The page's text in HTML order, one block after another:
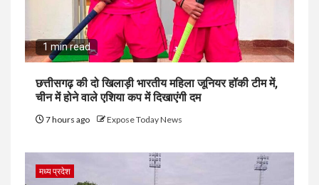
1 min read
छत्तीसगढ़ की दो खिलाड़ी भारतीय महिला जूनियर हॉकी टीम में,
चीन में होने वाले एशिया कप में दिखाएंगी दम
7 hours ago Expose Today News
मध्य प्रदेश